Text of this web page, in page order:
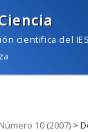
cientifica del IES
Número 10 (2007) >